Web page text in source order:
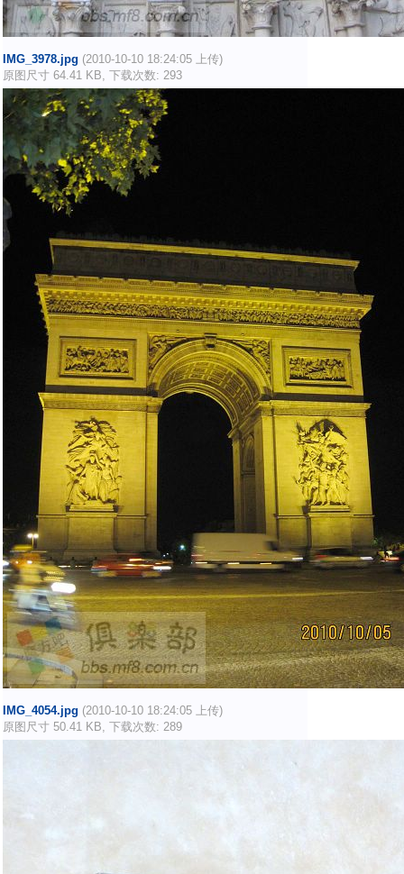
IMG_3978.jpg (2010-10-10 18:24:05 上传)
原图尺寸 64.41 KB, 下载次数: 293
IMG_4054.jpg (2010-10-10 18:24:05 上传)
原图尺寸 50.41 KB, 下载次数: 289